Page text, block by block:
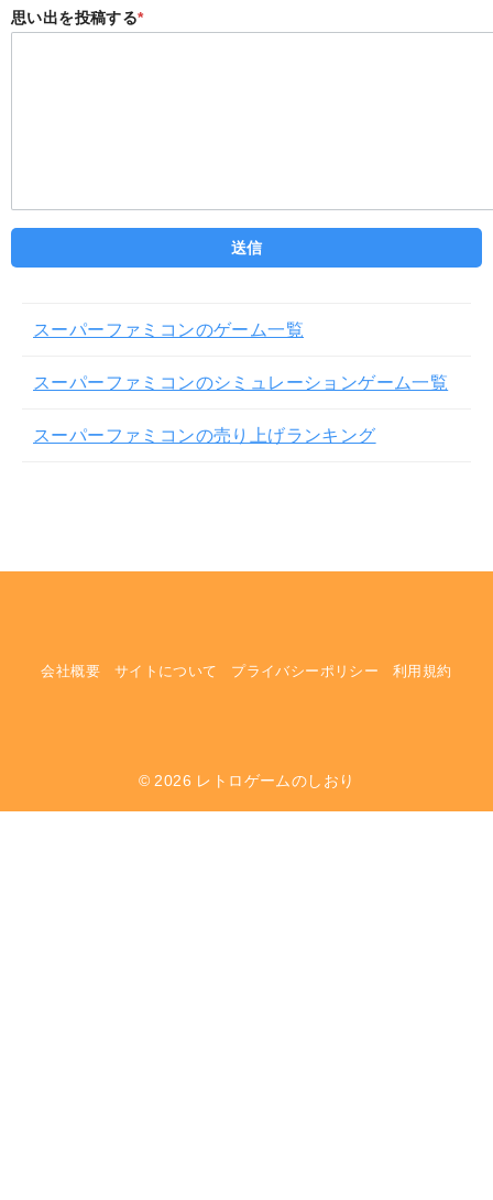
思い出を投稿する*
スーパーファミコンのゲーム一覧
スーパーファミコンのシミュレーションゲーム一覧
スーパーファミコンの売り上げランキング
会社概要 サイトについて プライバシーポリシー 利用規約
© 2026 レトロゲームのしおり